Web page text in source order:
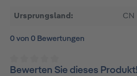
Ursprungsland: CN
0 von 0 Bewertungen
Durchschnittliche Bewertung
Bewerten Sie dieses Produkt!